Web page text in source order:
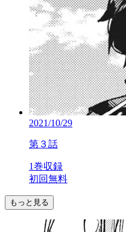
2021/10/29
第３話
1巻収録
初回無料
もっと見る